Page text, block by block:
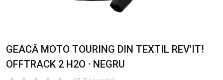
GEACĂ MOTO TOURING DIN TEXTIL REV'IT!
OFFTRACK 2 H2O · NEGRU